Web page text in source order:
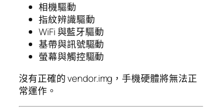
相機驅動
指紋辨識驅動
WiFi 與藍牙驅動
基帶與訊號驅動
螢幕與觸控驅動
沒有正確的 vendor.img，手機硬體將無法正
常運作。